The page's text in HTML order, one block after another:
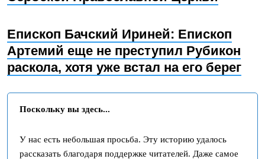
Епископ Бачский Ириней: Епископ
Артемий еще не преступил Рубикон
раскола, хотя уже встал на его берег
Поскольку вы здесь...
У нас есть небольшая просьба. Эту историю удалось
рассказать благодаря поддержке читателей. Даже самое